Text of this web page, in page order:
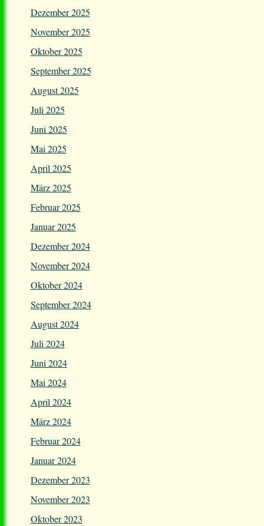
Dezember 2025
November 2025
Oktober 2025
September 2025
August 2025
Juli 2025
Juni 2025
Mai 2025
April 2025
März 2025
Februar 2025
Januar 2025
Dezember 2024
November 2024
Oktober 2024
September 2024
August 2024
Juli 2024
Juni 2024
Mai 2024
April 2024
März 2024
Februar 2024
Januar 2024
Dezember 2023
November 2023
Oktober 2023